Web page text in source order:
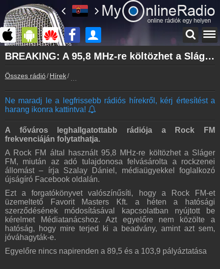
Főoldal
myonlineradio.hu
Bejelentkezés
Kapcsolat
Írj nekünk!
Partnerek
Rádiós partnerek
Rádió beágyazás
Ágyazd be weboldaladba
Online rádió készítés
Készítés lépésről lépésre
BREAKING: A 95,8 MHz-re költözhet a Sláger FM
Összes rádió Hírek
Ne maradj le a legfrissebb rádiós hírekről, kérj értesítést a
harang ikonra kattintva!
A főváros leghallgatottabb rádiója a Rock FM
frekvenciáján folytathatja.
A Rock FM által használt 95,8 MHz-re költözhet a Sláger
FM, miután az adó tulajdonosa felvásárolta a rockzenei
állomást – írja Szalay Dániel, médiaügyekkel foglalkozó
újságíró Facebook oldalán.
Ezt a forgatókönyvet valószínűsíti, hogy a Rock FM-et
üzemeltető Favorit Masters Kft. a héten a hatósági
szerződésének módosításával kapcsolatban nyújtott be
kérelmet Médiatanácshoz. Azt egyelőre nem közölte a
hatóság, hogy mire terjed ki a beadvány, amint azt sem,
jóváhagyták-e.
Egyelőre nincs napirenden a 89,5 és a 103,9 pályáztatása